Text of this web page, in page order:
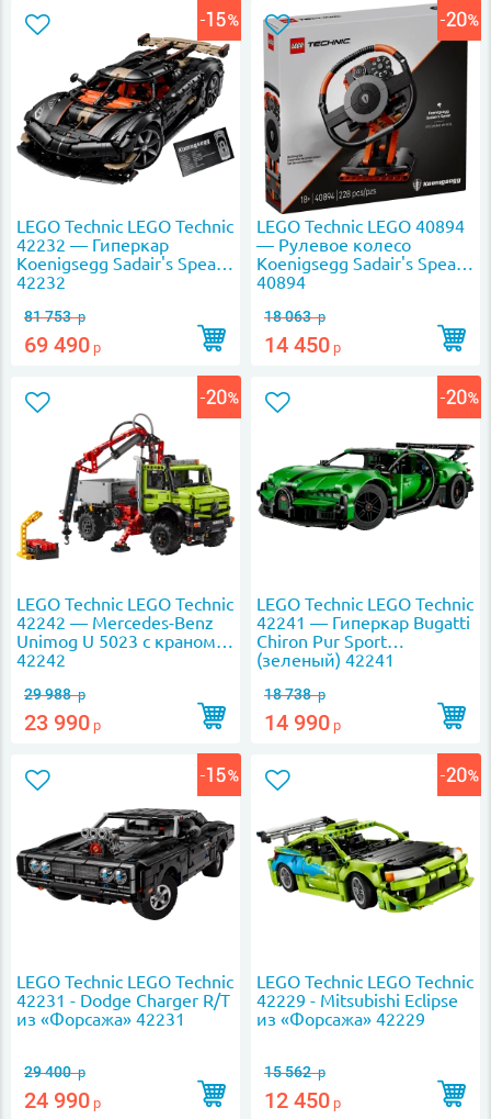
LEGO Technic LEGO Technic
42232 — Гиперкар
Koenigsegg Sadair's Spear
42232
81 753р
69 490 р
LEGO Technic LEGO 40894
— Рулевое колесо
Koenigsegg Sadair's Spear
40894
18 063р
14 450 р
LEGO Technic LEGO Technic
42242 — Mercedes-Benz
Unimog U 5023 с краном
42242
29 988р
23 990 р
LEGO Technic LEGO Technic
42241 — Гиперкар Bugatti
Chiron Pur Sport
(зеленый) 42241
18 738р
14 990 р
LEGO Technic LEGO Technic
42231 - Dodge Charger R/T
из «Форсажа» 42231
29 400р
24 990 р
LEGO Technic LEGO Technic
42229 - Mitsubishi Eclipse
из «Форсажа» 42229
15 562р
12 450 р